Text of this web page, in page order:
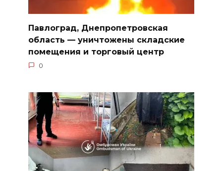
Павлоград, Днепропетровская
область — уничтожены складские
помещения и торговый центр
0